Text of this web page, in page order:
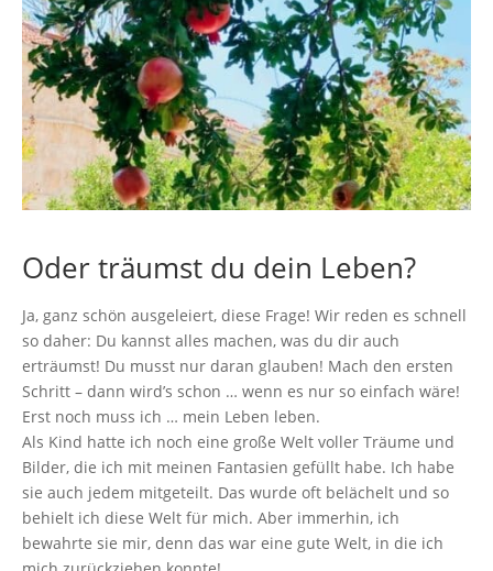
Oderträumst du dein Leben?
Ja, ganz schön ausgeleiert, diese Frage! Wir reden es schnell
so daher: Du kannst alles machen, was du dir auch
erträumst! Du musst nur daran glauben! Mach den ersten
Schritt – dann wird’s schon … wenn es nur so einfach wäre!
Erst noch muss ich … mein Leben leben.
Als Kind hatte ich noch eine große Welt voller Träume und
Bilder, die ich mit meinen Fantasien gefüllt habe. Ich habe
sie auch jedem mitgeteilt. Das wurde oft belächelt und so
behielt ich diese Welt für mich. Aber immerhin, ich
bewahrte sie mir, denn das war eine gute Welt, in die ich